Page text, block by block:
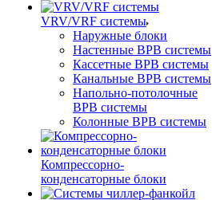
VRV/VRF системы
Наружные блоки
Настенные ВРВ системы
Кассетные ВРВ системы
Канальные ВРВ системы
Напольно-потолочные
ВРВ системы
Колонные ВРВ системы
Компрессорно-
конденсаторные блоки